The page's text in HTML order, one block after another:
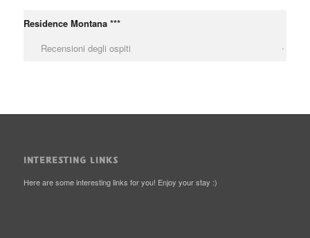
Residence Montana ***
Recensioni degli ospiti
INTERESTING LINKS
Here are some interesting links for you! Enjoy your stay :)